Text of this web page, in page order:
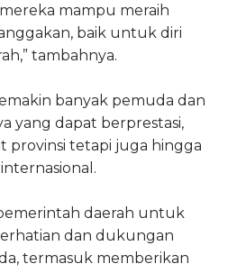
mampu meraih
baik untuk diri
tambahnya.
banyak pemuda dan
yang dapat berprestasi,
provinsi tetapi juga hingga
daerah untuk
dan dukungan
termasuk memberikan